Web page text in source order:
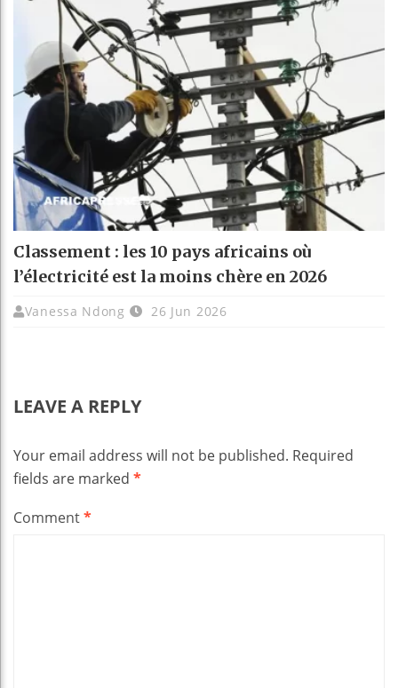
Classement : les 10 pays africains où
l’électricité est la moins chère en 2026
Vanessa Ndong 26 Jun 2026
LEAVE A REPLY
Your email address will not be published. Required
fields are marked *
Comment*